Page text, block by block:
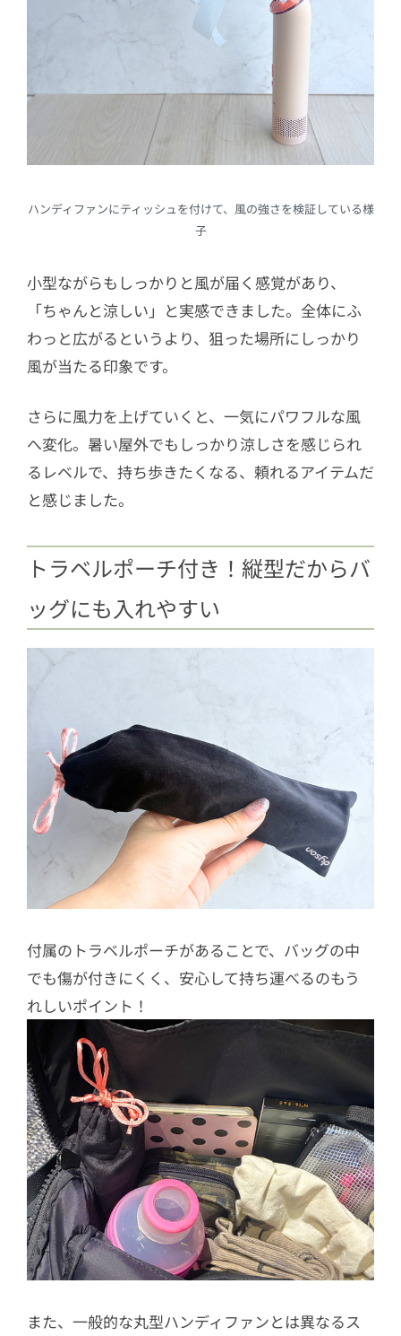
ハンディファンにティッシュを付けて、風の強さを検証している様
子
小型ながらもしっかりと風が届く感覚があり、
「ちゃんと涼しい」と実感できました。全体にふ
わっと広がるというより、狙った場所にしっかり
風が当たる印象です。
さらに風力を上げていくと、一気にパワフルな風
へ変化。暑い屋外でもしっかり涼しさを感じられ
るレベルで、持ち歩きたくなる、頼れるアイテムだ
と感じました。
トラベルポーチ付き！縦型だからバ
ッグにも入れやすい
付属のトラベルポーチがあることで、バッグの中
でも傷が付きにくく、安心して持ち運べるのもう
れしいポイント！
また、一般的な丸型ハンディファンとは異なるス